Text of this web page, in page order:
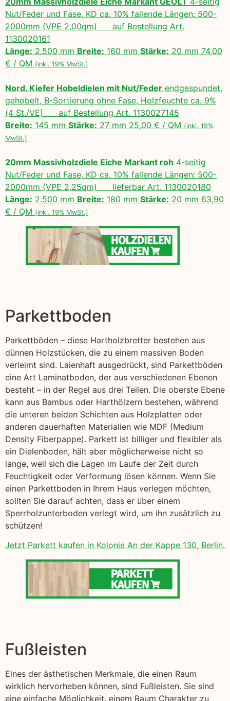
Nut/Feder und Fase, KD ca. 10% fallende Längen: 500-
2000mm (VPE 2,00qm) auf Bestellung Art.
1130020161
Länge: 2.500 mm Breite: 160 mm Stärke: 20 mm 74,00
€ / QM (inkl. 19% MwSt.)
Nord. Kiefer Hobeldielen mit Nut/Feder endgespundet,
gehobelt, B-Sortierung ohne Fase, Holzfeuchte ca. 9%
(4 St./VE) auf Bestellung Art. 1130027145
Breite: 145 mm Stärke: 27 mm 25,00 € / QM (inkl. 19%
MwSt.)
20mm Massivholzdiele Eiche Markant roh 4-seitig
Nut/Feder und Fase, KD ca. 10% fallende Längen: 500-
2000mm (VPE 2,25qm) lieferbar Art. 1130020180
Länge: 2.500 mm Breite: 180 mm Stärke: 20 mm 63,90
€ / QM (inkl. 19% MwSt.)
Parkettboden
Parkettböden – diese Hartholzbretter bestehen aus
dünnen Holzstücken, die zu einem massiven Boden
verleimt sind. Laienhaft ausgedrückt, sind Parkettböden
eine Art Laminatboden, der aus verschiedenen Ebenen
besteht – in der Regel aus drei Teilen. Die oberste Ebene
kann aus Bambus oder Harthölzern bestehen, während
die unteren beiden Schichten aus Holzplatten oder
anderen dauerhaften Materialien wie MDF (Medium
Density Fiberpappe). Parkett ist billiger und flexibler als
ein Dielenboden, hält aber möglicherweise nicht so
lange, weil sich die Lagen im Laufe der Zeit durch
Feuchtigkeit oder Verformung lösen können. Wenn Sie
einen Parkettboden in Ihrem Haus verlegen möchten,
sollten Sie darauf achten, dass er über einem
Sperrholzunterboden verlegt wird, um ihn zusätzlich zu
schützen!
Jetzt Parkett kaufen in Kolonie An der Kappe 130, Berlin.
Fußleisten
Eines der ästhetischen Merkmale, die einen Raum
wirklich hervorheben können, sind Fußleisten. Sie sind
eine einfache Möglichkeit, einem Raum Charakter zu